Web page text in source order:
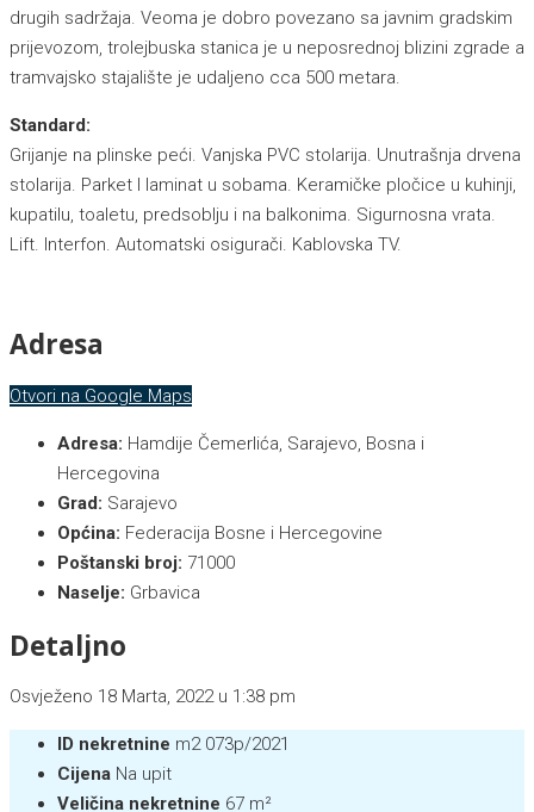
drugih sadržaja. Veoma je dobro povezano sa javnim gradskim
prijevozom, trolejbuska stanica je u neposrednoj blizini zgrade a
tramvajsko stajalište je udaljeno cca 500 metara.
Standard:
Grijanje na plinske peći. Vanjska PVC stolarija. Unutrašnja drvena
stolarija. Parket I laminat u sobama. Keramičke pločice u kuhinji,
kupatilu, toaletu, predsoblju i na balkonima. Sigurnosna vrata.
Lift. Interfon. Automatski osigurači. Kablovska TV.
Adresa
Otvori na Google Maps
Adresa: Hamdije Čemerlića, Sarajevo, Bosna i
Hercegovina
Grad: Sarajevo
Općina: Federacija Bosne i Hercegovine
Poštanski broj: 71000
Naselje: Grbavica
Detaljno
Osvježeno 18 Marta, 2022 u 1:38 pm
ID nekretnine m2 073p/2021
Cijena Na upit
Veličina nekretnine 67 m²